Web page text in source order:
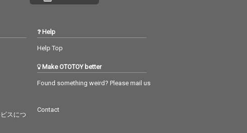
スにつ
Help
Help Top
Make OTOTOY better
Found something weird? Please mail us
Contact